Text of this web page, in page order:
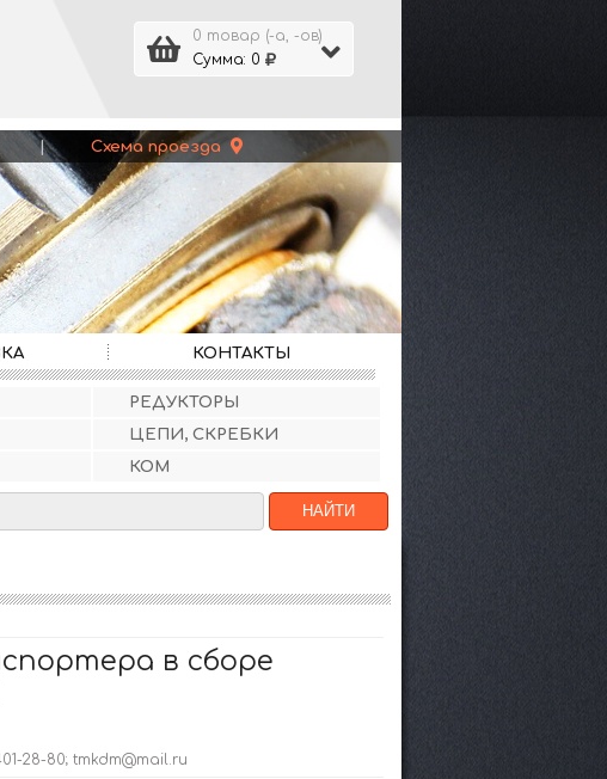
0 товар (-а, -ов)
Сумма: 0
д.4 | Схема проезда
КОНТАКТЫ
РЕДУКТОРЫ
ЦЕПИ, СКРЕБКИ
КОМ
в сборе
28-80; tmkdm@mail.ru